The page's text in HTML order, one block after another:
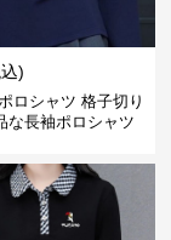
)
ロシャツ 格子切り
な長袖ポロシャツ